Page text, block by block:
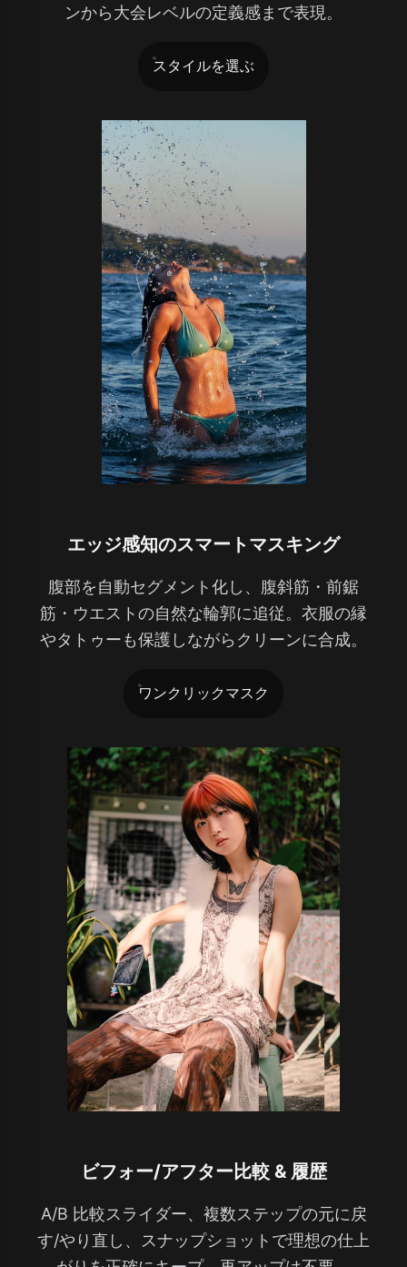
ンから大会レベルの定義感まで表現。
スタイルを選ぶ
エッジ感知のスマートマスキング
腹部を自動セグメント化し、腹斜筋・前鋸
筋・ウエストの自然な輪郭に追従。衣服の縁
やタトゥーも保護しながらクリーンに合成。
ワンクリックマスク
ビフォー/アフター比較 & 履歴
A/B 比較スライダー、複数ステップの元に戻
す/やり直し、スナップショットで理想の仕上